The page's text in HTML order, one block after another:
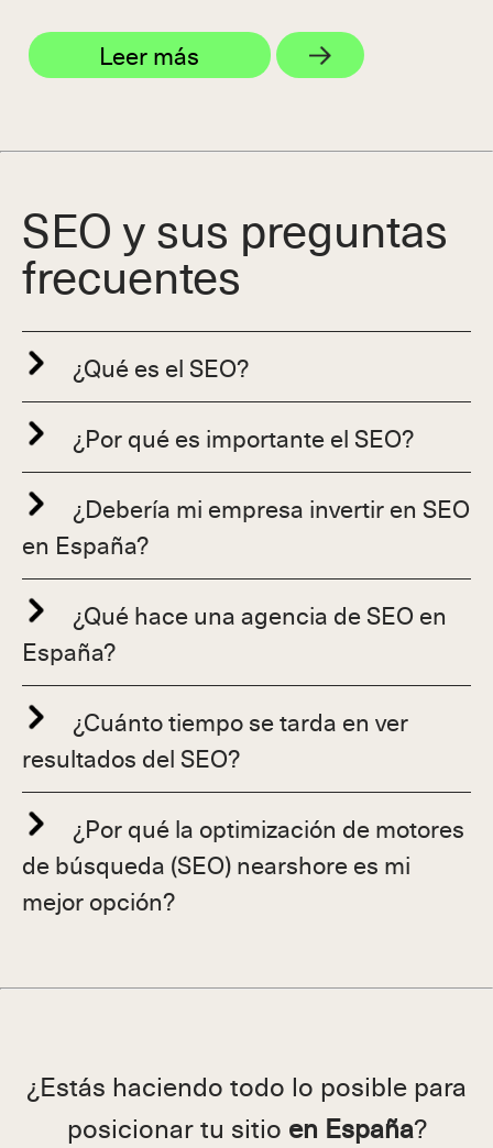
Leer más
SEO y sus preguntas
frecuentes
¿Qué es el SEO?
¿Por qué es importante el SEO?
¿Debería mi empresa invertir en SEO
en España?
¿Qué hace una agencia de SEO en
España?
¿Cuánto tiempo se tarda en ver
resultados del SEO?
¿Por qué la optimización de motores
de búsqueda (SEO) nearshore es mi
mejor opción?
¿Estás haciendo todo lo posible para
posicionar tu sitio en España?